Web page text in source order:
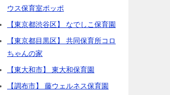
ウス保育室ポッポ
【東京都渋谷区】 なでしこ保育園
【東京都目黒区】 共同保育所コロ
ちゃんの家
【東大和市】 東大和保育園
【調布市】 藤ウェルネス保育園